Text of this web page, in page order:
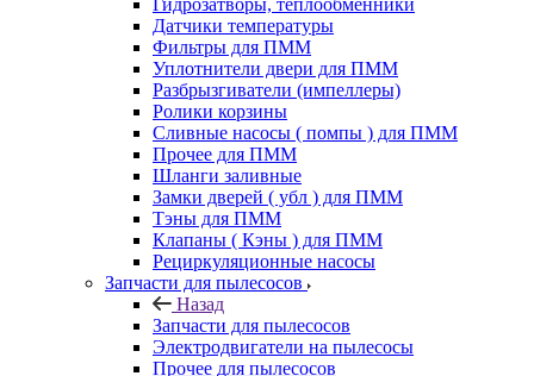
Гидрозатворы, теплообменники
Датчики температуры
Фильтры для ПММ
Уплотнители двери для ПММ
Разбрызгиватели (импеллеры)
Ролики корзины
Сливные насосы ( помпы ) для ПММ
Прочее для ПММ
Шланги заливные
Замки дверей ( убл ) для ПММ
Тэны для ПММ
Клапаны ( Кэны ) для ПММ
Рециркуляционные насосы
Запчасти для пылесосов
Назад
Запчасти для пылесосов
Электродвигатели на пылесосы
Прочее для пылесосов